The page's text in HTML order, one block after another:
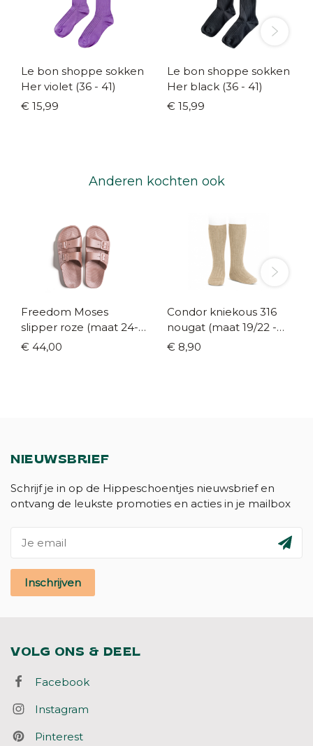
Le bon shoppe sokken
Her violet (36 - 41)
€ 15,99
Le bon shoppe sokken
Her black (36 - 41)
€ 15,99
Anderen kochten ook
Freedom Moses
slipper roze (maat 24-
43)
€ 44,00
Condor kniekous 316
nougat (maat 19/22 -
36/39)
€ 8,90
NIEUWSBRIEF
Schrijf je in op de Hippeschoentjes nieuwsbrief en
ontvang de leukste promoties en acties in je mailbox
Inschrijven
VOLG ONS & DEEL
Facebook
Instagram
Pinterest